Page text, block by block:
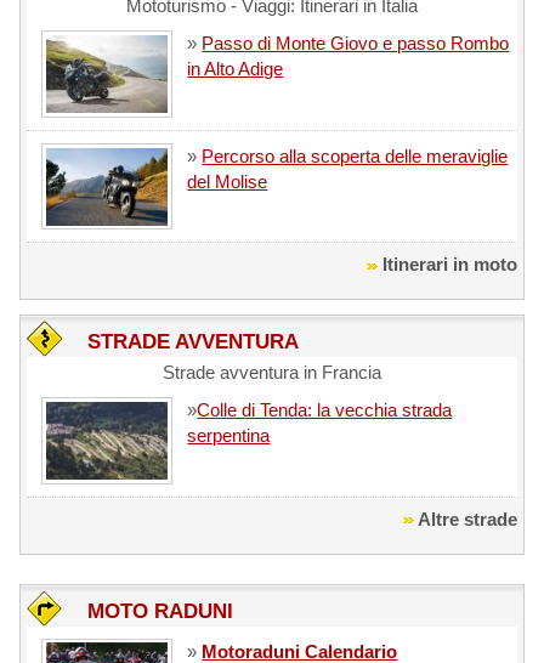
Mototurismo - Viaggi: Itinerari in Italia
» Passo di Monte Giovo e passo Rombo
in Alto Adige
» Percorso alla scoperta delle meraviglie
del Molise
Itinerari in moto
STRADE AVVENTURA
Strade avventura in Francia
»Colle di Tenda: la vecchia strada
serpentina
Altre strade
MOTO RADUNI
» Motoraduni Calendario